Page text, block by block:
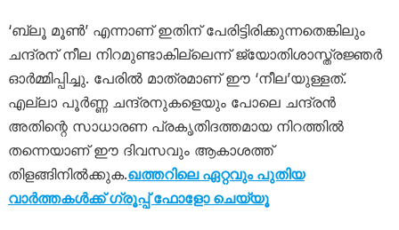
‘ബ്ലൂ മൂൺ’ എന്നാണ് ഇതിന് പേരിട്ടിരിക്കുന്നതെങ്കിലും
ചന്ദ്രന് നീല നിറമുണ്ടാകില്ലെന്ന് ജ്യോതിശാസ്ത്രജ്ഞർ
ഓർമ്മിപ്പിച്ചു. പേരിൽ മാത്രമാണ് ഈ ‘നീല’യുള്ളത്.
എല്ലാ പൂർണ്ണ ചന്ദ്രനുകളെയും പോലെ ചന്ദ്രൻ
അതിന്റെ സാധാരണ പ്രകൃതിദത്തമായ നിറത്തിൽ
തന്നെയാണ് ഈ ദിവസവും ആകാശത്ത്
തിളങ്ങിനിൽക്കുക.ഖത്തറിലെ ഏറ്റവും പുതിയ
വാർത്തകൾക്ക് ഗ്രൂപ്പ് ഫോളോ ചെയ്യൂ